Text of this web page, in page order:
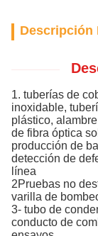
Descripción
1. tuberías de
inoxidable,
plástico,
de fibra óptica
producción de
detección de
línea
2Pruebas no
varilla de
3- tubo de
conducto de